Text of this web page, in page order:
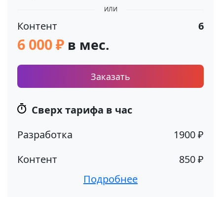
ИЛИ
Контент 6
6 000 ₽ в мес.
Заказать
Сверх тарифа в час
Разработка
1900 ₽
Контент
850 ₽
Подробнее